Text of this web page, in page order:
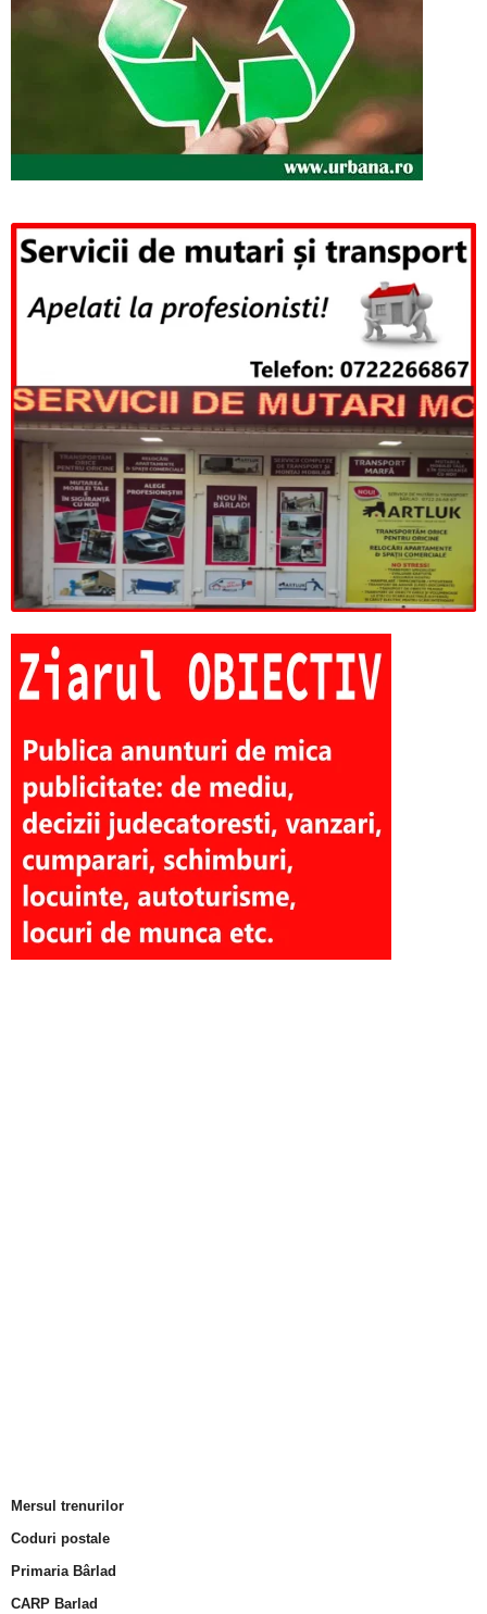
Mersul trenurilor
Coduri postale
Primaria Bârlad
CARP Barlad